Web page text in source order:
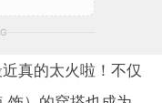
真的太火啦！不仅